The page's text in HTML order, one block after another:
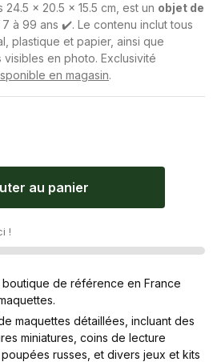
x 20.5 x 15.5 cm, est un objet de
à 99 ans ✔️. Le contenu inclut tous
plastique et papier, ainsi que
visibles en photo. Exclusivité
en magasin.
au panier
!
boutique de référence en France
maquettes détaillées, incluant des
miniatures, coins de lecture
russes, et divers jeux et kits